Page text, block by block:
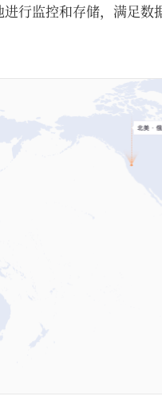
行监控和存储，满足数